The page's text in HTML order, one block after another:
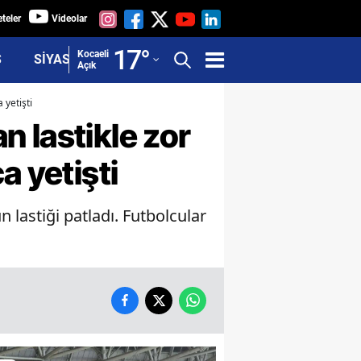
Videolar
SİYASETKocaeli
Açık
17°
Adana
Adıyaman
Ağrı
Amasya
Ankara
Aydın
Balıkesir
yetişti
lastikle zor
yetişti
lastiği patladı. Futbolcular